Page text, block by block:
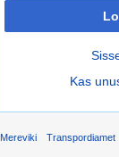
Kas
Mereviki Transpordiamet